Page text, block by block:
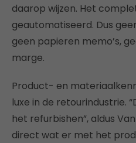
daarop wijzen. Het
geautomatiseerd. Dus
geen papieren memo’s,
marge.
Product- en
luxe in de retourindustrie.
het refurbishen”, aldus
direct wat er met het